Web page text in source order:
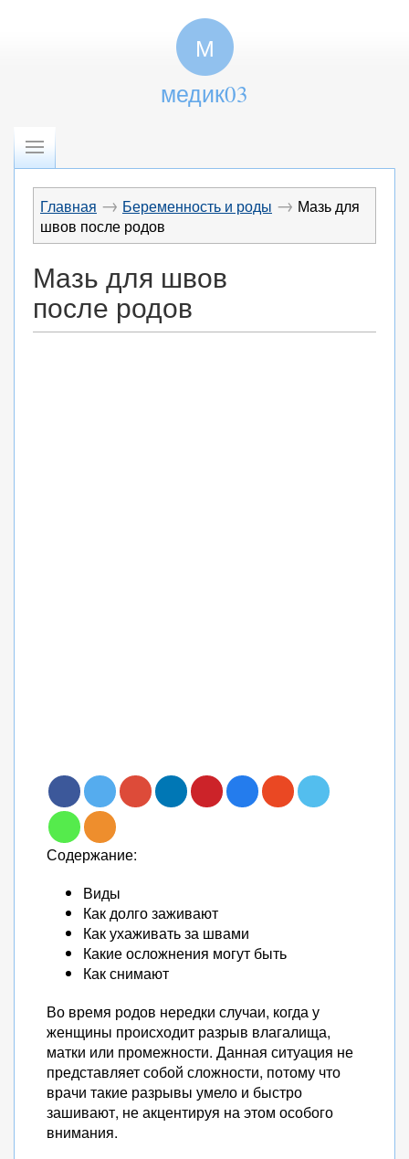
М
медик03
Главная → Беременность и роды → Мазь для
швов после родов
Мазь для швов
после родов
Содержание:
Виды
Как долго заживают
Как ухаживать за швами
Какие осложнения могут быть
Как снимают
Во время родов нередки случаи, когда у
женщины происходит разрыв влагалища,
матки или промежности. Данная ситуация не
представляет собой сложности, потому что
врачи такие разрывы умело и быстро
зашивают, не акцентируя на этом особого
внимания.